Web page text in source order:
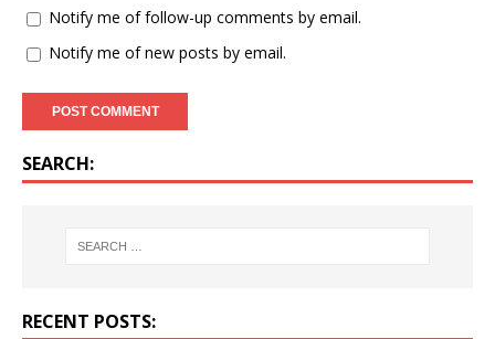
Notify me of follow-up comments by email.
Notify me of new posts by email.
SEARCH:
RECENT POSTS: